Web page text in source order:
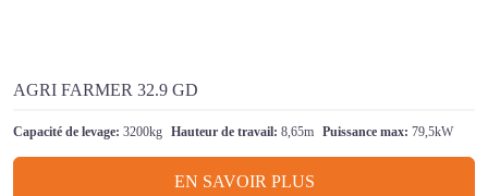
AGRI FARMER 32.9 GD
Capacité de levage: 3200kg Hauteur de travail: 8,65m Puissance max: 79,5kW
EN SAVOIR PLUS